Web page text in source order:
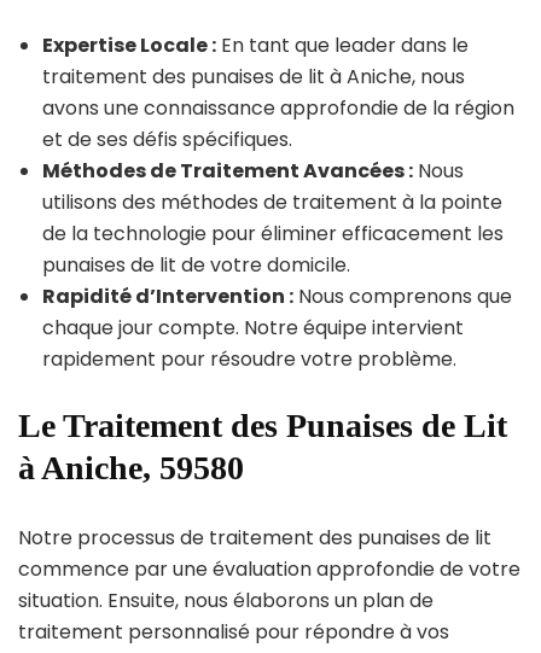
Expertise Locale : En tant que leader dans le
traitement des punaises de lit à Aniche, nous
avons une connaissance approfondie de la région
et de ses défis spécifiques.
Méthodes de Traitement Avancées : Nous
utilisons des méthodes de traitement à la pointe
de la technologie pour éliminer efficacement les
punaises de lit de votre domicile.
Rapidité d’Intervention : Nous comprenons que
chaque jour compte. Notre équipe intervient
rapidement pour résoudre votre problème.
Le Traitement des Punaises de Lit
à Aniche, 59580
Notre processus de traitement des punaises de lit
commence par une évaluation approfondie de votre
situation. Ensuite, nous élaborons un plan de
traitement personnalisé pour répondre à vos